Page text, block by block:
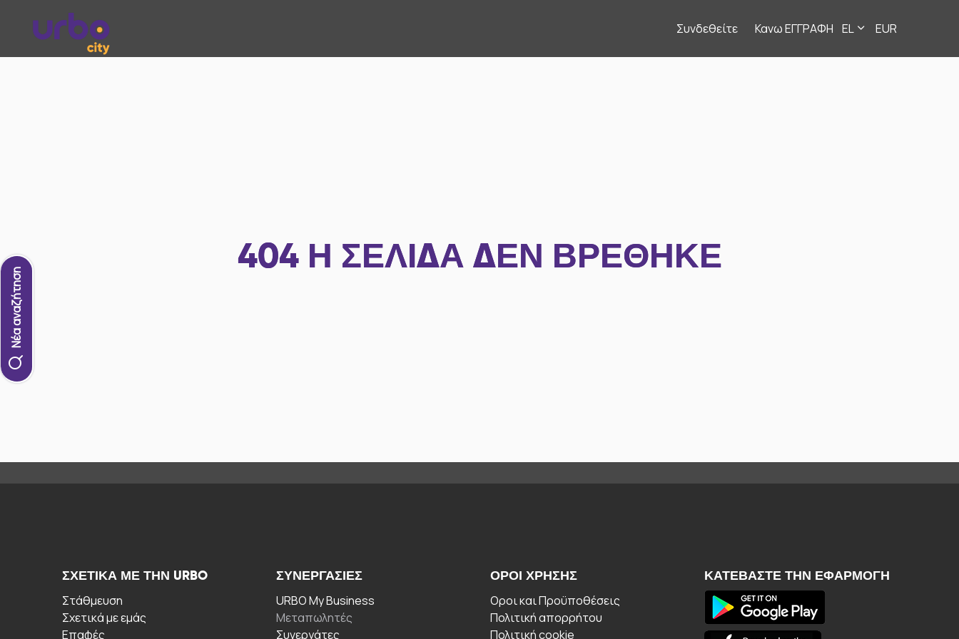
Συνδεθείτε Κανω ΕΓΓΡΑΦΗ EL EUR
Νέα αναζήτηση
404 Η ΣΕΛΊΔΑ ΔΕΝ ΒΡΈΘΗΚΕ
ΣΧΕΤΙΚΆ ΜΕ ΤΗΝ URBO
Στάθμευση
Σχετικά με εμάς
Επαφές
ΣΥΝΕΡΓΑΣΊΕΣ
URBO My Business
Μεταπωλητές
Συνεργάτες
ΟΡΟΙ ΧΡΉΣΗΣ
Οροι και Προϋποθέσεις
Πολιτική απορρήτου
Πολιτική cookie
ΚΑΤΕΒΆΣΤΕ ΤΗΝ ΕΦΑΡΜΟΓΉ